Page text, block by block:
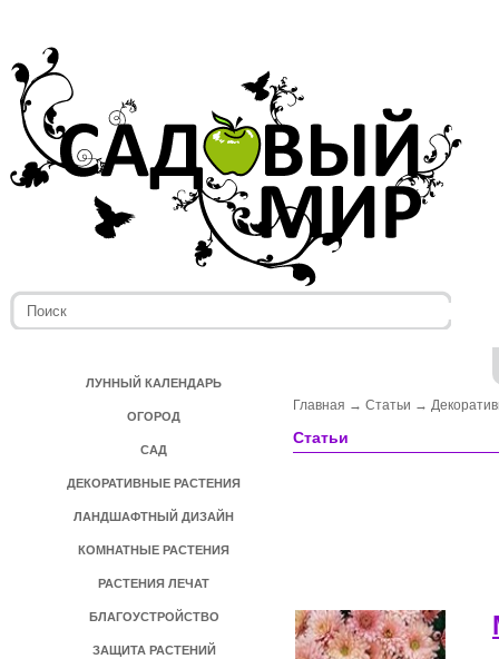
ЛУННЫЙ КАЛЕНДАРЬ
ОГОРОД
САД
ДЕКОРАТИВНЫЕ РАСТЕНИЯ
ЛАНДШАФТНЫЙ ДИЗАЙН
КОМНАТНЫЕ РАСТЕНИЯ
РАСТЕНИЯ ЛЕЧАТ
БЛАГОУСТРОЙСТВО
ЗАЩИТА РАСТЕНИЙ
Главная → Статьи →
Статьи